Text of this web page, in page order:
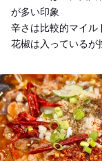
が多い印象
辛さは比較的マイル
花椒は入っているが